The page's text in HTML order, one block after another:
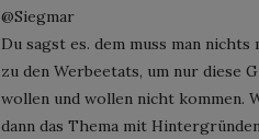
@Siegmar
Du sagst es. dem muss man
zu den Werbeetats, um nur diese
wollen und wollen nicht kommen.
dann das Thema mit